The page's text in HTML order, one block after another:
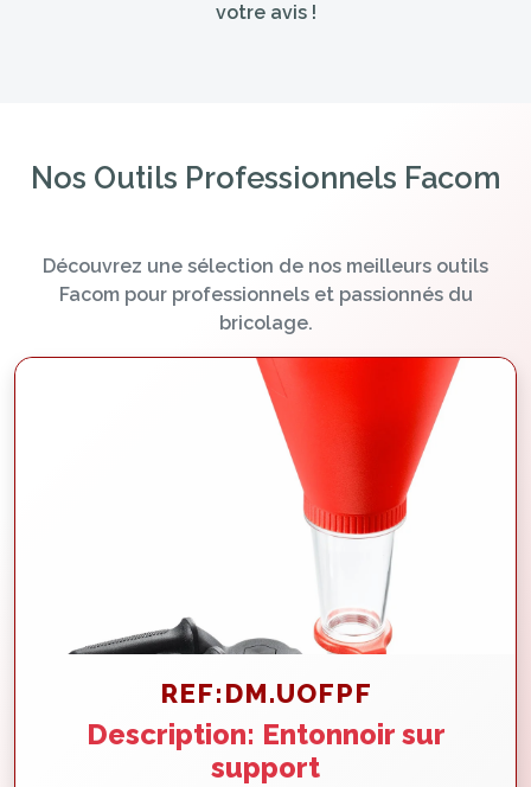
votre avis !
Nos Outils Professionnels Facom
Découvrez une sélection de nos meilleurs outils
Facom pour professionnels et passionnés du
bricolage.
REF:DM.UOFPF
Description: Entonnoir sur
support